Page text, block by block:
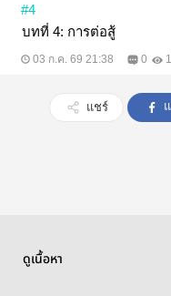
#4
บทที่ 4: การต่อสู้
03 ก.ค. 69 21:38 0
แชร์
ดูเนื้อหา